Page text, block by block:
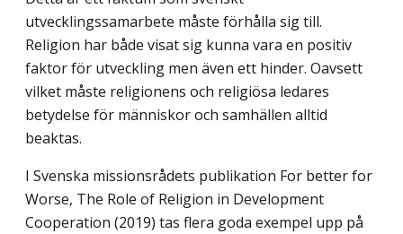
utvecklingssamarbete måste förhålla sig till.
Religion har både visat sig kunna vara en positiv
faktor för utveckling men även ett hinder. Oavsett
vilket måste religion­ens och religiösa ledares
betydelse för människor och samhällen alltid
beaktas.
I Svenska missionsrådets publikation For better for
Worse, The Role of Religion in Development
Cooperation (2019) tas flera goda exempel upp på